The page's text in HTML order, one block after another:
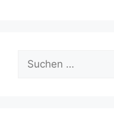
Suche
nach: